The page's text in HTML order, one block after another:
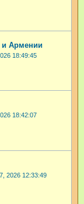
и Армении
18:49:45
18:42:07
2026 12:33:49